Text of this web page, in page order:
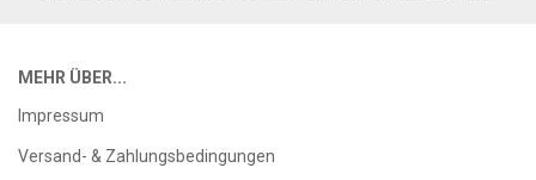
MEHR ÜBER...
Impressum
Versand- & Zahlungsbedingungen